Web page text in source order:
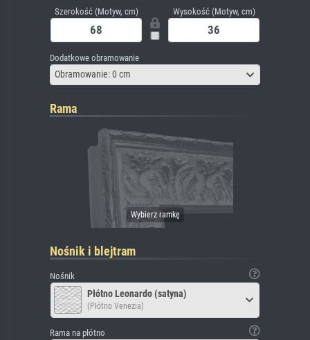
Szerokość (Motyw, cm) Wysokość (Motyw, cm)
Dodatkowe obramowanie
Obramowanie: 0 cm
Rama
Nośnik i blejtram
Nośnik
Płótno Leonardo (satyna)
(Płótno Venezia)
Rama na płótno